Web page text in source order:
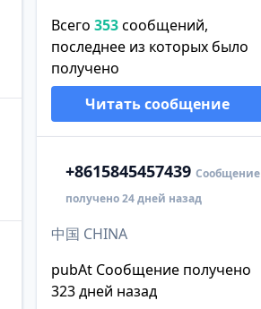
Всего 353сообщений,
последнее из которых было
получено
Читать сообщение
+8615845457439 Сообщение
получено 24 дней назад
中国 CHINA
pubAt Сообщение получено
323 дней назад